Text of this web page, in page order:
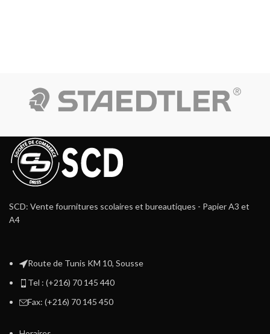
SCD: Vente fournitures scolaires et bureautiques - Papier A3 et
A4
Route de Tunis KM 10, Sousse
Tel : (+216) 70 145 440
Fax: (+216) 70 145 450